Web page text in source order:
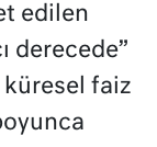
edilen
derecede”
küresel faiz